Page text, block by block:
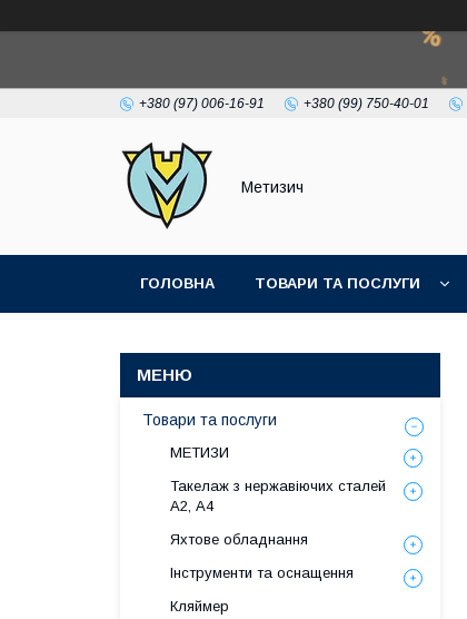
+380 (97) 006-16-91 +380 (99) 750-40-01
Метизич
ГОЛОВНА ТОВАРИ ТА ПОСЛУГИ
Товари та послуги
МЕТИЗИ
Такелаж з нержавіючих сталей
А2, А4
Яхтове обладнання
Інструменти та оснащення
Кляймер